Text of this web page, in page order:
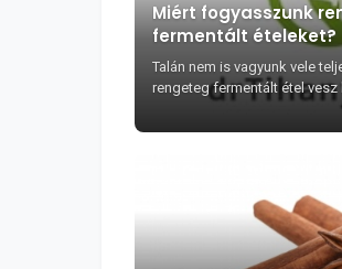
Miért fogyasszunk
fermentált ételeket?
Talán nem is vagyunk vele
rengeteg fermentált étel vesz